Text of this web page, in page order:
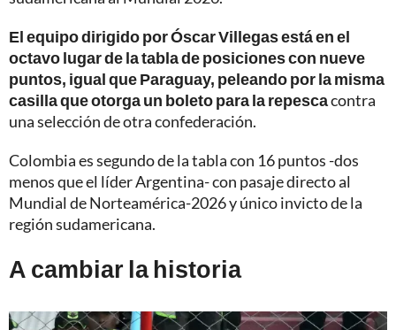
El equipo dirigido por Óscar Villegas está en el
octavo lugar de la tabla de posiciones con nueve
puntos, igual que Paraguay, peleando por la misma
casilla que otorga un boleto para la repescacontra
una selección de otra confederación.
Colombia es segundo de la tabla con 16 puntos -dos
menos que el líder Argentina- con pasaje directo al
Mundial de Norteamérica-2026 y único invicto de la
región sudamericana.
A cambiar la historia